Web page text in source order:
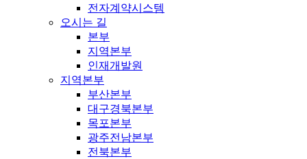
전자계약시스템
오시는 길
본부
지역본부
인재개발원
지역본부
부산본부
대구경북본부
목포본부
광주전남본부
전북본부